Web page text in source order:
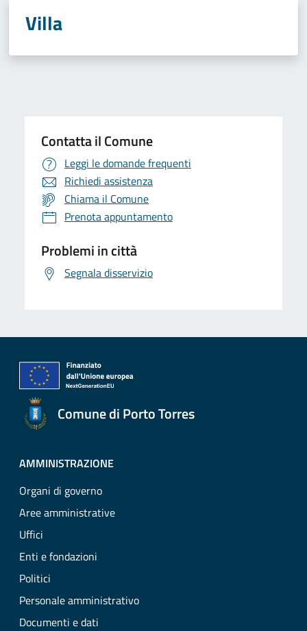
Villa
Contatta il Comune
Leggi le domande frequenti
Richiedi assistenza
Chiama il Comune
Prenota appuntamento
Problemi in città
Segnala disservizio
Comune di Porto Torres
AMMINISTRAZIONE
Organi di governo
Aree amministrative
Uffici
Enti e fondazioni
Politici
Personale amministrativo
Documenti e dati